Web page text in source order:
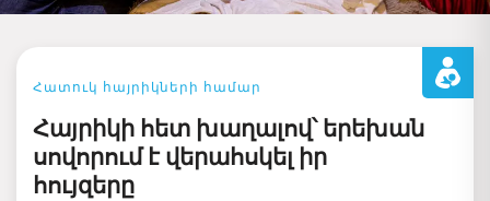
Հատուկ հայրիկների համար
Հայրիկի հետ խաղալով՝ երեխան
սովորում է վերահսկել իր
հույզերը